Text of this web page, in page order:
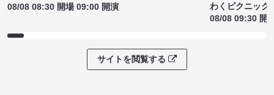
08/08 08:30 開場 09:00 開演
わくピクニック
08/08 09:30 開
サイトを閲覧する